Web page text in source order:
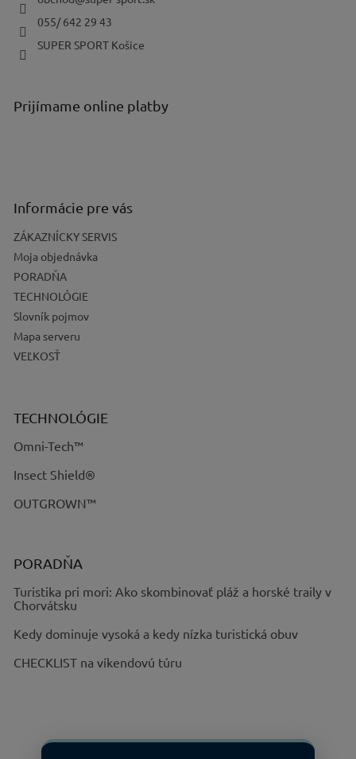
055/ 642 29 43
SUPER SPORT Košice
Prijímame online platby
Informácie pre vás
ZÁKAZNÍCKY SERVIS
Moja objednávka
PORADŇA
TECHNOLÓGIE
Slovník pojmov
Mapa serveru
VEĽKOSŤ
TECHNOLÓGIE
Omni-Tech™
Insect Shield®
OUTGROWN™
PORADŇA
Turistika pri mori: Ako skombinovať pláž a horské traily v
Chorvátsku
Kedy dominuje vysoká a kedy nízka turistická obuv
CHECKLIST na víkendovú túru